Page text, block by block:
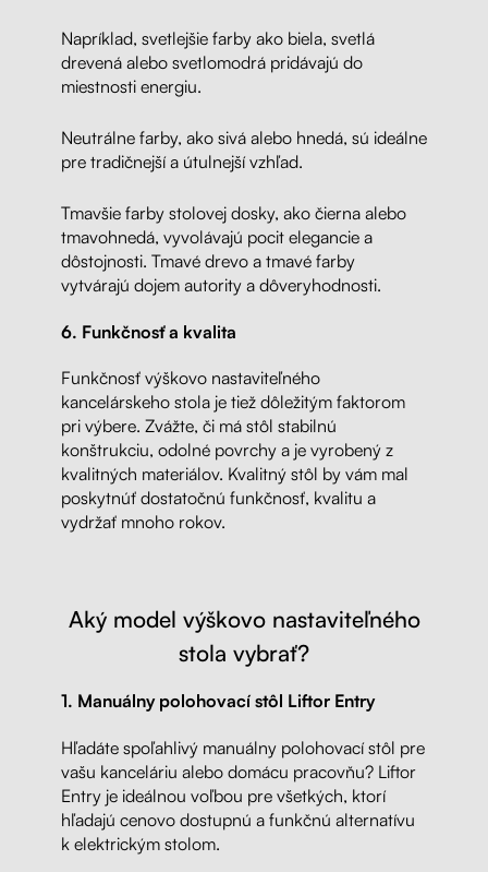
Napríklad, svetlejšie farby ako biela, svetlá
drevená alebo svetlomodrá pridávajú do
miestnosti energiu.
Neutrálne farby, ako sivá alebo hnedá, sú ideálne
pre tradičnejší a útulnejší vzhľad.
Tmavšie farby stolovej dosky, ako čierna alebo
tmavohnedá, vyvolávajú pocit elegancie a
dôstojnosti. Tmavé drevo a tmavé farby
vytvárajú dojem autority a dôveryhodnosti.
6. Funkčnosť a kvalita
Funkčnosť výškovo nastaviteľného
kancelárskeho stola je tiež dôležitým faktorom
pri výbere. Zvážte, či má stôl stabilnú
konštrukciu, odolné povrchy a je vyrobený z
kvalitných materiálov. Kvalitný stôl by vám mal
poskytnúť dostatočnú funkčnosť, kvalitu a
vydržať mnoho rokov.
Aký model výškovo nastaviteľného
stola vybrať?
1. Manuálny polohovací stôl Liftor Entry
Hľadáte spoľahlivý manuálny polohovací stôl pre
vašu kanceláriu alebo domácu pracovňu? Liftor
Entry je ideálnou voľbou pre všetkých, ktorí
hľadajú cenovo dostupnú a funkčnú alternatívu
k elektrickým stolom.